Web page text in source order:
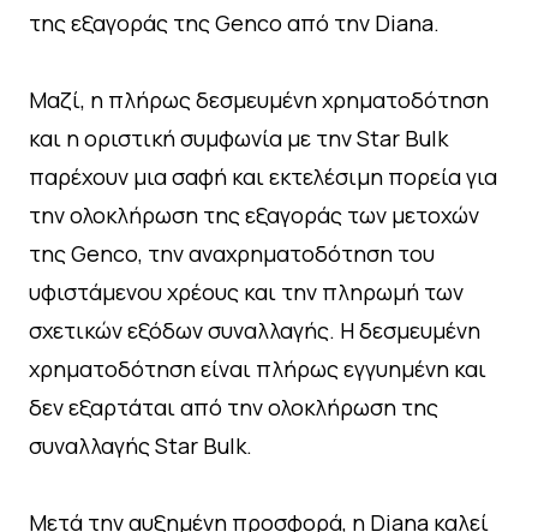
της εξαγοράς της Genco από την Diana.
Μαζί, η πλήρως δεσμευμένη χρηματοδότηση
και η οριστική συμφωνία με την Star Bulk
παρέχουν μια σαφή και εκτελέσιμη πορεία για
την ολοκλήρωση της εξαγοράς των μετοχών
της Genco, την αναχρηματοδότηση του
υφιστάμενου χρέους και την πληρωμή των
σχετικών εξόδων συναλλαγής. Η δεσμευμένη
χρηματοδότηση είναι πλήρως εγγυημένη και
δεν εξαρτάται από την ολοκλήρωση της
συναλλαγής Star Bulk.
Μετά την αυξημένη προσφορά, η Diana καλεί